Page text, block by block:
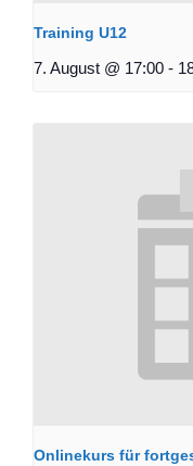
Training U12
7. August @ 17:00 -
Onlinekurs für